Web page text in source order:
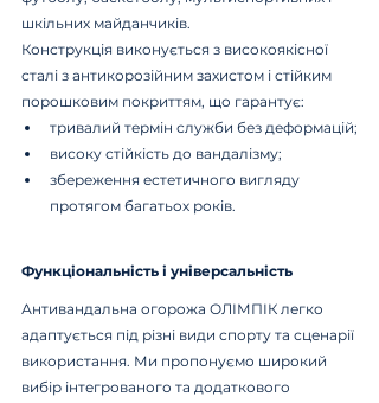
шкільних майданчиків.
Конструкція виконується з високоякісної
сталі з антикорозійним захистом і стійким
порошковим покриттям, що гарантує:
тривалий термін служби без деформацій;
високу стійкість до вандалізму;
збереження естетичного вигляду
протягом багатьох років.
Функціональність і універсальність
Антивандальна огорожа ОЛІМПІК легко
адаптується під різні види спорту та сценарії
використання. Ми пропонуємо широкий
вибір інтегрованого та додаткового